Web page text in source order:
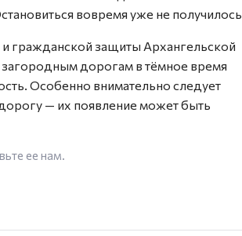
вовремя уже не получилось.
гражданской защиты Архангельской
дорогам в тёмное время
Особенно внимательно следует
— их появление может быть
ее нам.